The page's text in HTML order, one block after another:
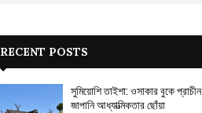
RECENT POSTS
সুমিয়োশি তাইশা: ওসাকার বুকে প্রাচীন
জাপানি আধ্যাত্মিকতার ছোঁয়া